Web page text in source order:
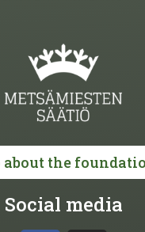
the
Social media